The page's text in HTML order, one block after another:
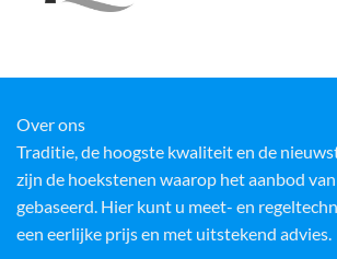
Over ons
Traditie, de hoogste kwaliteit en de
zijn de hoekstenen waarop het aanbod
gebaseerd. Hier kunt u meet- en
een eerlijke prijs en met uitstekend advies.